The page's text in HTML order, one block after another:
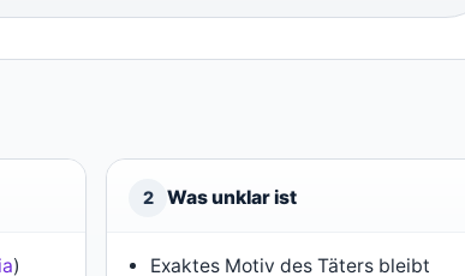
)
2 Was unklar ist
Exaktes Motiv des Täters bleibt